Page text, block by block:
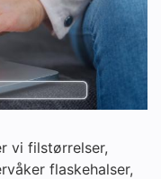
vi filstørrelser,
flaskehalser,